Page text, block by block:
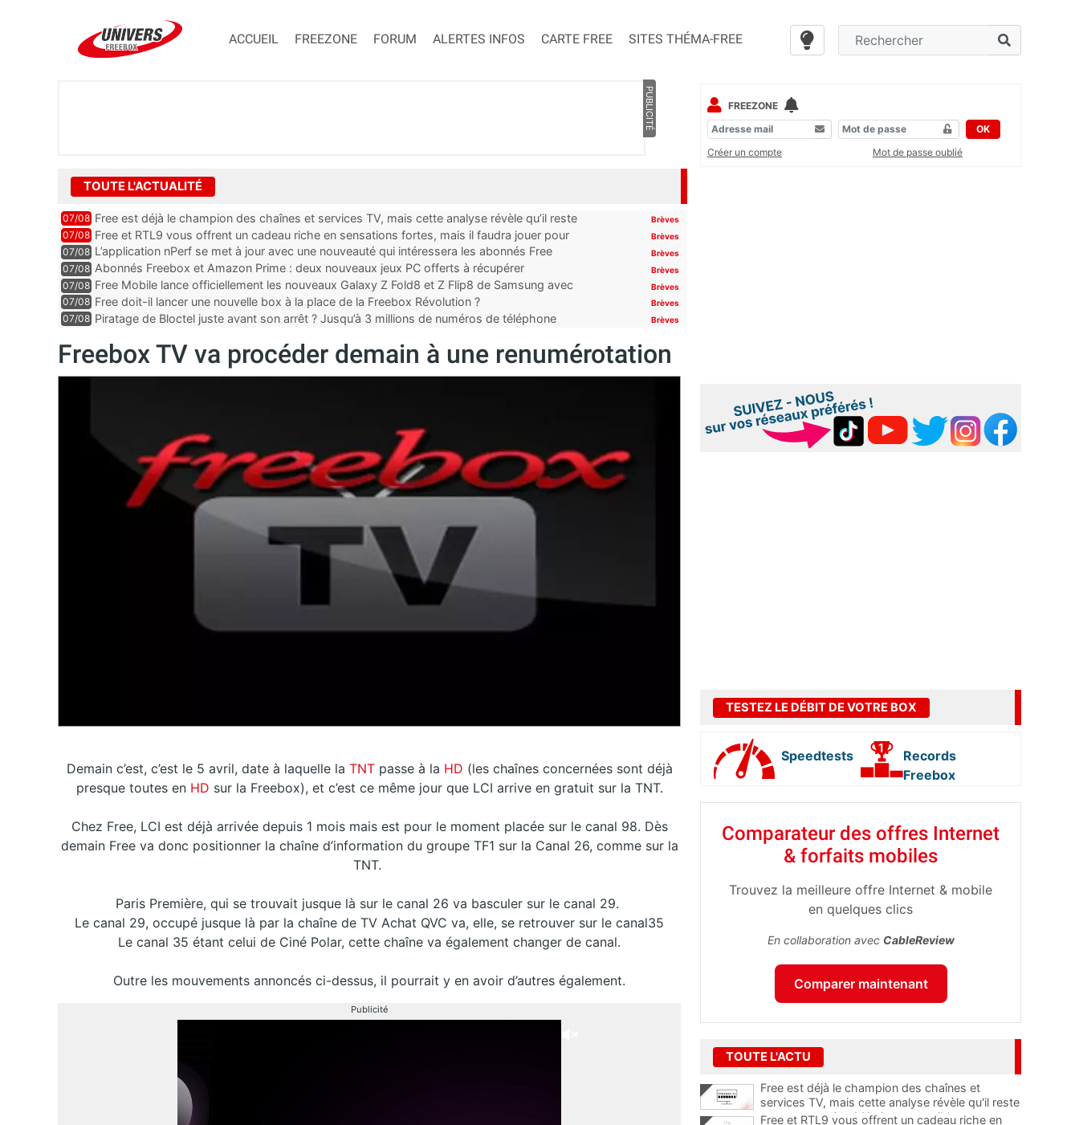
ACCUEIL FREEZONE FORUM ALERTES INFOS CARTE FREE SITES THÉMA-FREE
PUBLICITÉ
TOUTE L'ACTUALITÉ
07/08 Free est déjà le champion des chaînes et services TV, mais cette analyse révèle qu’il reste
encore au moin...
Brèves
07/08 Free et RTL9 vous offrent un cadeau riche en sensations fortes, mais il faudra jouer pour
l’obtenir
Brèves
07/08 L’application nPerf se met à jour avec une nouveauté qui intéressera les abonnés Free
Mobile, Orange, SFR ...
Brèves
07/08 Abonnés Freebox et Amazon Prime : deux nouveaux jeux PC offerts à récupérer Brèves
07/08 Free Mobile lance officiellement les nouveaux Galaxy Z Fold8 et Z Flip8 de Samsung avec
des promos et des cadeaux
Brèves
07/08 Free doit-il lancer une nouvelle box à la place de la Freebox Révolution ? Brèves
07/08 Piratage de Bloctel juste avant son arrêt ? Jusqu’à 3 millions de numéros de téléphone
Brèves
Freebox TV va procéder demain à une renumérotation
Demain c’est, c’est le 5 avril, date à laquelle la TNT passe à la HD (les chaînes concernées sont déjà
presque toutes enHD sur la Freebox), et c’est ce même jour que LCI arrive en gratuit sur la TNT.
Chez Free, LCI est déjà arrivée depuis 1 mois mais est pour le moment placée sur le canal 98. Dès
demain Free va donc positionner la chaîne d’information du groupe TF1 sur la Canal 26, comme sur la
TNT.
Paris Première, qui se trouvait jusque là sur le canal 26 va basculer sur le canal 29.
Le canal 29, occupé jusque là par la chaîne de TV Achat QVC va, elle, se retrouver sur le canal35
Le canal 35 étant celui de Ciné Polar, cette chaîne va également changer de canal.
Outre les mouvements annoncés ci-dessus, il pourrait y en avoir d’autres également.
Publicité
FREEZONE
OK
Créer un compte
Mot de passe oublié
TESTEZ LE DÉBIT DE VOTRE BOX
Speedtests
Records
Freebox
Comparateur des offres Internet
& forfaits mobiles
Trouvez la meilleure offre Internet & mobile
en quelques clics
En collaboration avec CableReview
Comparer maintenant
TOUTE L'ACTU
Free est déjà le champion des chaînes et
services TV, mais cette analyse révèle qu'il reste
encore au moins 141 ajouts possibles
Free et RTL9 vous offrent un cadeau riche en